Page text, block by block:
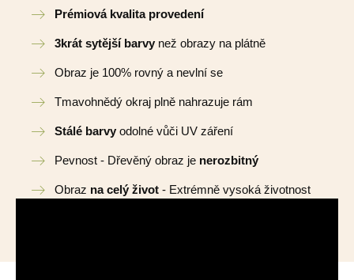
Prémiová kvalita provedení
3krát sytější barvy než obrazy na plátně
Obraz je 100% rovný a nevlní se
Tmavohnědý okraj plně nahrazuje rám
Stálé barvy odolné vůči UV záření
Pevnost - Dřevěný obraz je nerozbitný
Obraz na celý život - Extrémně vysoká životnost